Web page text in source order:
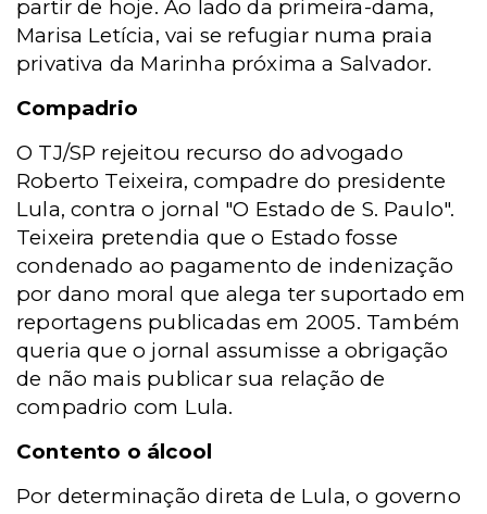
partir de hoje. Ao lado da primeira-dama,
Marisa Letícia, vai se refugiar numa praia
privativa da Marinha próxima a Salvador.
Compadrio
O TJ/SP rejeitou recurso do advogado
Roberto Teixeira, compadre do presidente
Lula, contra o jornal "O Estado de S. Paulo".
Teixeira pretendia que o Estado fosse
condenado ao pagamento de indenização
por dano moral que alega ter suportado em
reportagens publicadas em 2005. Também
queria que o jornal assumisse a obrigação
de não mais publicar sua relação de
compadrio com Lula.
Contento o álcool
Por determinação direta de Lula, o governo